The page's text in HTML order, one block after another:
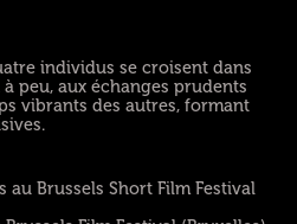
individus se croisent dans
peu, aux échanges prudents
vibrants des autres, formant
au Brussels Short Film Festival